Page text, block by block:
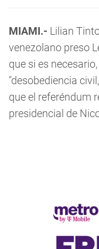
MIAMI.- Lilian
venezolano preso
que si es
"desobediencia
que el referéndum
presidencial de